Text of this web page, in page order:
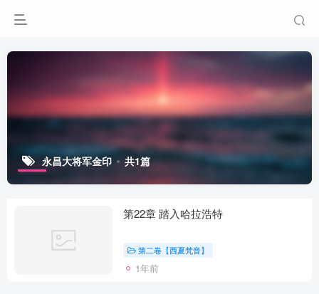
永昌大将军金印 共1篇
第22章 踏入哈拉浩特
第二卷【西夏梵音】
1年前